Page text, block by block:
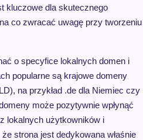
kluczowe dla skutecznego
co zwracać uwagę przy tworzeniu
o specyfice lokalnych domen i
popularne są krajowe domeny
na przykład .de dla Niemiec czy
może pozytywnie wpłynąć
lokalnych użytkowników i
strona jest dedykowana właśnie